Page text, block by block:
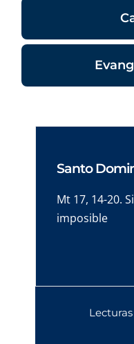
Santo
Mt 17, 14-20.
imposible
Lecturas